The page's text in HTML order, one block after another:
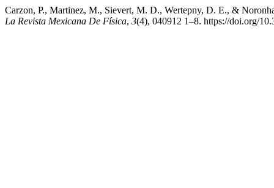
Carzon, P., Martinez, M., Sievert, M. D., Wertepny, D. E., &
La Revista Mexicana De Física, 3(4), 040912 1–8. https://doi.org/